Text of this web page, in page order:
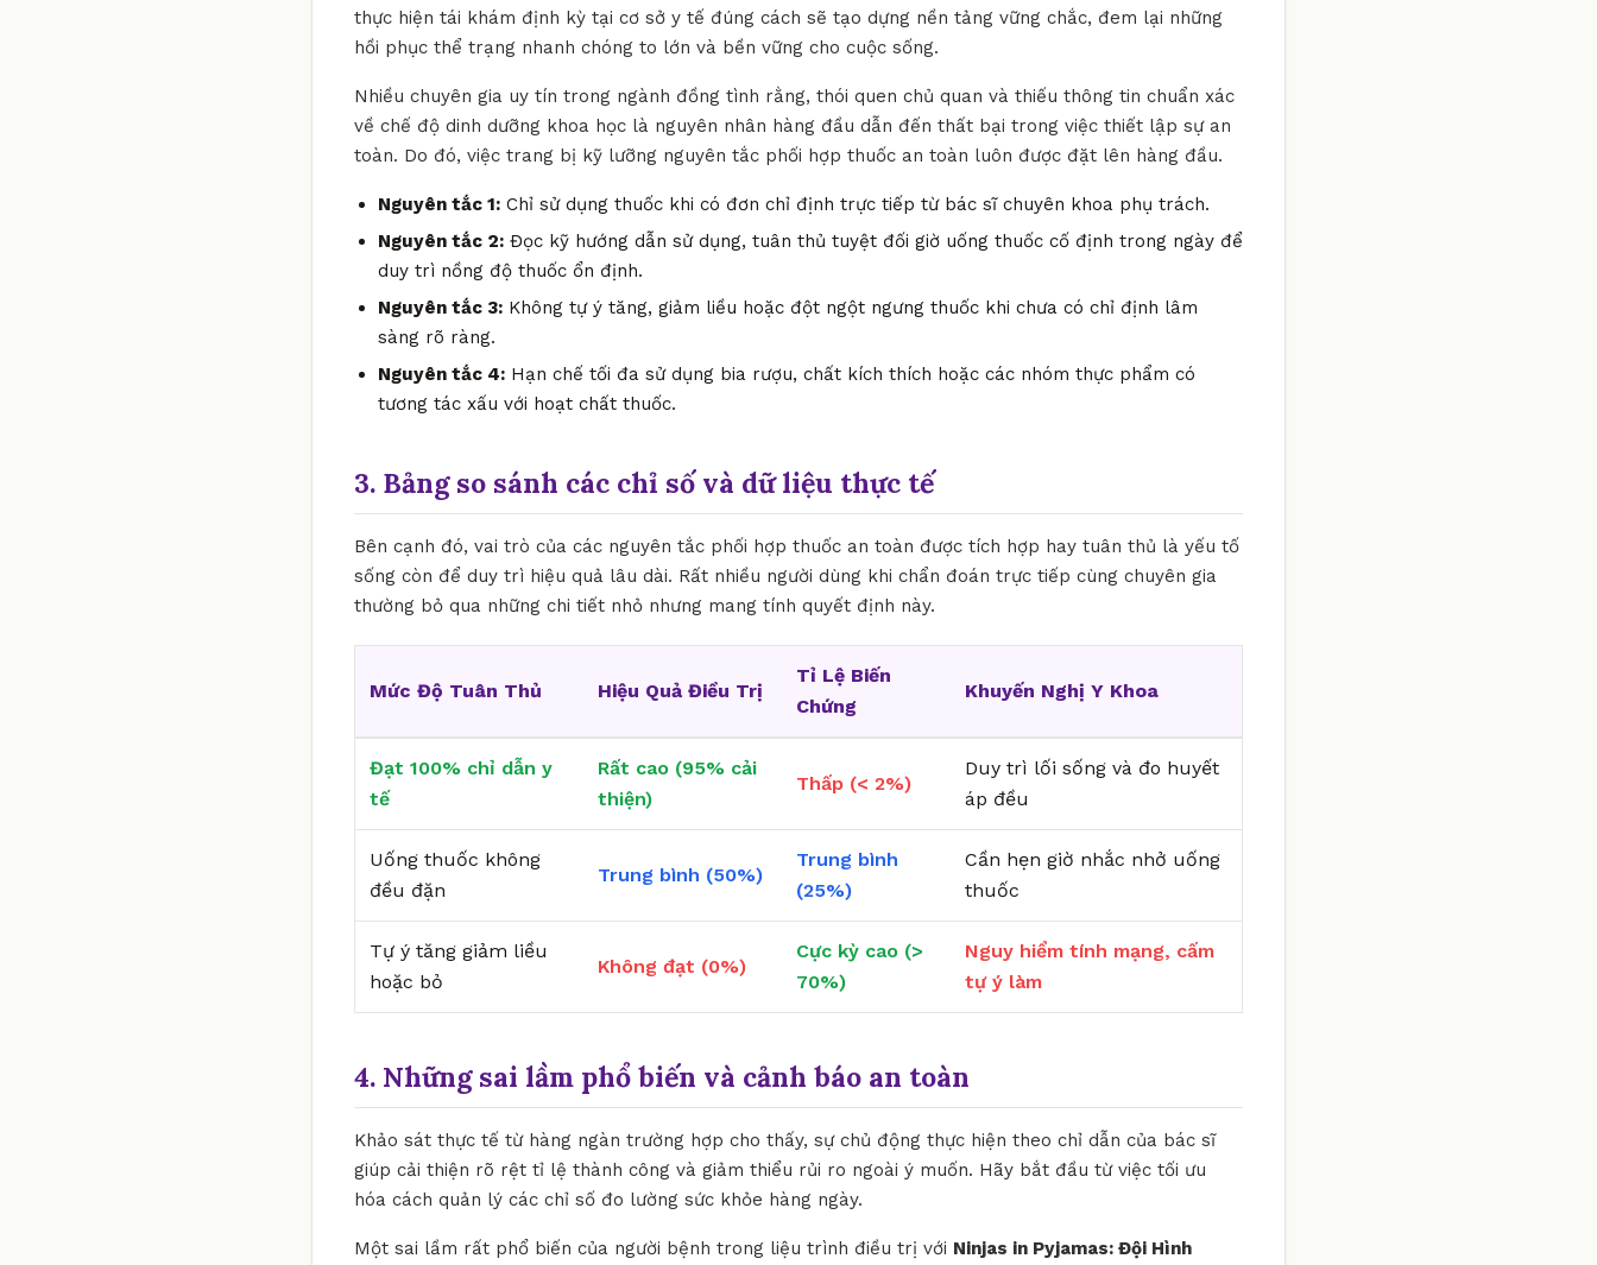
thực hiện tái khám định kỳ tại cơ sở y tế đúng cách sẽ tạo dựng nền tảng vững chắc, đem lại những
hồi phục thể trạng nhanh chóng to lớn và bền vững cho cuộc sống.
Nhiều chuyên gia uy tín trong ngành đồng tình rằng, thói quen chủ quan và thiếu thông tin chuẩn xác
về chế độ dinh dưỡng khoa học là nguyên nhân hàng đầu dẫn đến thất bại trong việc thiết lập sự an
toàn. Do đó, việc trang bị kỹ lưỡng nguyên tắc phối hợp thuốc an toàn luôn được đặt lên hàng đầu.
Nguyên tắc 1: Chỉ sử dụng thuốc khi có đơn chỉ định trực tiếp từ bác sĩ chuyên khoa phụ trách.
Nguyên tắc 2: Đọc kỹ hướng dẫn sử dụng, tuân thủ tuyệt đối giờ uống thuốc cố định trong ngày để
duy trì nồng độ thuốc ổn định.
Nguyên tắc 3: Không tự ý tăng, giảm liều hoặc đột ngột ngưng thuốc khi chưa có chỉ định lâm
sàng rõ ràng.
Nguyên tắc 4: Hạn chế tối đa sử dụng bia rượu, chất kích thích hoặc các nhóm thực phẩm có
tương tác xấu với hoạt chất thuốc.
3. Bảng so sánh các chỉ số và dữ liệu thực tế
Bên cạnh đó, vai trò của các nguyên tắc phối hợp thuốc an toàn được tích hợp hay tuân thủ là yếu tố
sống còn để duy trì hiệu quả lâu dài. Rất nhiều người dùng khi chẩn đoán trực tiếp cùng chuyên gia
thường bỏ qua những chi tiết nhỏ nhưng mang tính quyết định này.
Mức Độ Tuân Thủ Hiệu Quả Điều Trị
Tỉ Lệ Biến
Chứng
Khuyến Nghị Y Khoa
Đạt 100% chỉ dẫn y
tế
Rất cao (95% cải
thiện)
Thấp (< 2%)
Duy trì lối sống và đo huyết
áp đều
Uống thuốc không
đều đặn
Trung bình (50%)
Trung bình
(25%)
Cần hẹn giờ nhắc nhở uống
thuốc
Tự ý tăng giảm liều
hoặc bỏ
Không đạt (0%)
Cực kỳ cao (>
70%)
Nguy hiểm tính mạng, cấm
tự ý làm
4. Những sai lầm phổ biến và cảnh báo an toàn
Khảo sát thực tế từ hàng ngàn trường hợp cho thấy, sự chủ động thực hiện theo chỉ dẫn của bác sĩ
giúp cải thiện rõ rệt tỉ lệ thành công và giảm thiểu rủi ro ngoài ý muốn. Hãy bắt đầu từ việc tối ưu
hóa cách quản lý các chỉ số đo lường sức khỏe hàng ngày.
Một sai lầm rất phổ biến của người bệnh trong liệu trình điều trị với Ninjas in Pyjamas: Đội Hình